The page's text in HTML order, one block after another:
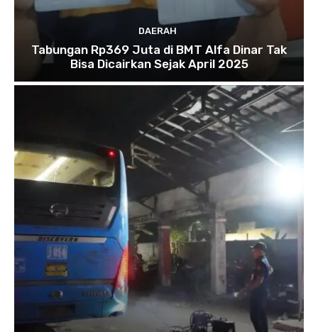
DAERAH
Tabungan Rp369 Juta di BMT Alfa Dinar Tak
Bisa Dicairkan Sejak April 2025